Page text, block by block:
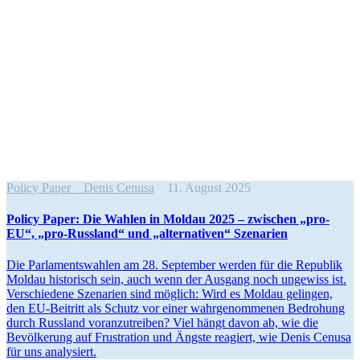
Policy Paper Denis Cenusa 11. August 2025
Policy Paper: Die Wahlen in Moldau 2025 – zwischen „pro-
EU“, „pro-Russland“ und „alter­na­tiven“ Szenarien
Die Parla­ments­wahlen am 28. September werden für die Republik
Moldau histo­risch sein, auch wenn der Ausgang noch ungewiss ist.
Verschiedene Szenarien sind möglich: Wird es Moldau gelingen,
den EU-Beitritt als Schutz vor einer wahrge­nom­menen Bedrohung
durch Russland voran­zu­treiben? Viel hängt davon ab, wie die
Bevöl­kerung auf Frustration und Ängste reagiert, wie Denis Cenusa
für uns analysiert.